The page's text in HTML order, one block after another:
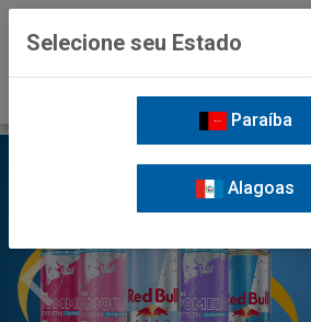
Selecione seu Estado
Paraíba
Alagoas